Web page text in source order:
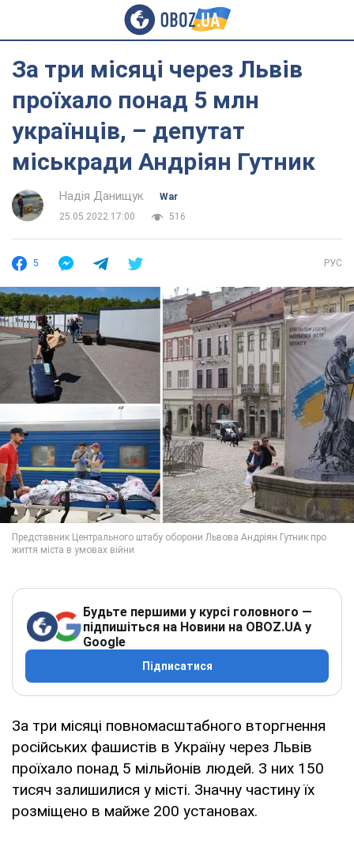
За три місяці через Львів
проїхало понад 5 млн
українців, – депутат
міськради Андріян Гутник
Надія Данищук
War
25.05.2022 17:00
516
5 РУС
Будьте першими у курсі головного —
підпишіться на Новини на OBOZ.UA у
Google
Підписатися
За три місяці повномасштабного вторгнення
російських фашистів в Україну через Львів
проїхало понад 5 мільйонів людей. З них 150
тисяч залишилися у місті. Значну частину їх
розміщено в майже 200 установах.